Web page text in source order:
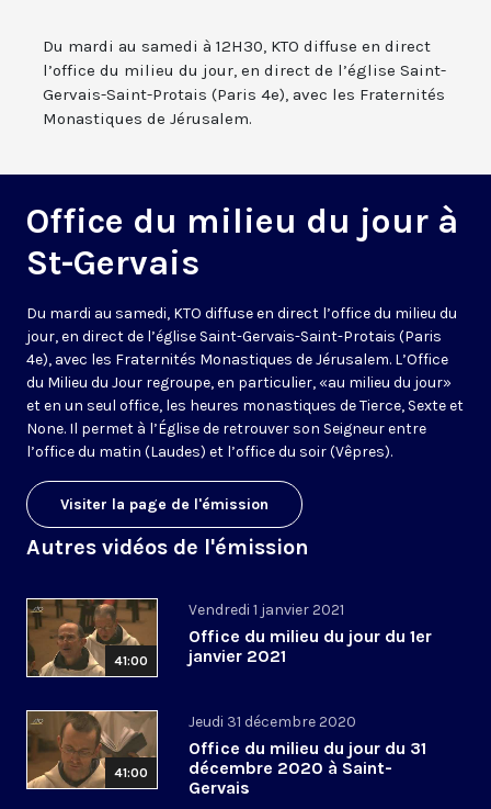
Du mardi au samedi à 12H30, KTO diffuse en direct
l’office du milieu du jour, en direct de l’église Saint-
Gervais-Saint-Protais (Paris 4e), avec les Fraternités
Monastiques de Jérusalem.
Office du milieu du jour à
St-Gervais
Du mardi au samedi, KTO diffuse en direct l’office du milieu du
jour, en direct de l’église Saint-Gervais-Saint-Protais (Paris
4e), avec les Fraternités Monastiques de Jérusalem. L’Office
du Milieu du Jour regroupe, en particulier, «au milieu du jour»
et en un seul office, les heures monastiques de Tierce, Sexte et
None. Il permet à l’Église de retrouver son Seigneur entre
l’office du matin (Laudes) et l’office du soir (Vêpres).
Visiter la page de l'émission
Autres vidéos de l'émission
41:00
Vendredi 1 janvier 2021
Office du milieu du jour du 1er
janvier 2021
41:00
Jeudi 31 décembre 2020
Office du milieu du jour du 31
décembre 2020 à Saint-
Gervais